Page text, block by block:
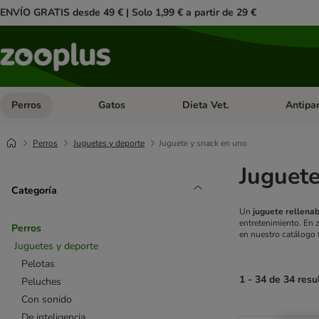
ENVÍO GRATIS desde 49 € | Solo 1,99 € a partir de 29 €
Perros Menú de categoria abierto: Perros
Gatos Menú de categoria abierto: Gatos
Dieta Vet. Menú
Perros Juguetes y deporte Juguete y snack en uno
Categoría
Perros
Juguetes y deporte
Pelotas
Peluches
Con sonido
Un juguete
entretenimiento. En
en nuestro catálogo
1 - 34 de 34
product items